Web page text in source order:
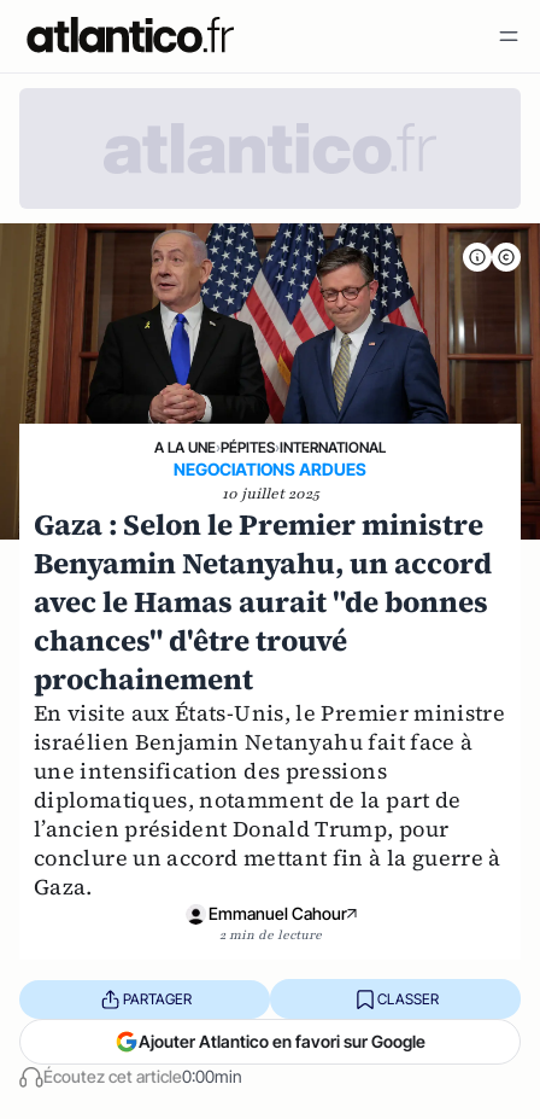
A LA UNE›PÉPITES›INTERNATIONAL
NEGOCIATIONS ARDUES
10 juillet 2025
Gaza : Selon le Premier ministre
Benyamin Netanyahu, un accord
avec le Hamas aurait "de bonnes
chances" d'être trouvé
prochainement
En visite aux États-Unis, le Premier ministre
israélien Benjamin Netanyahu fait face à
une intensification des pressions
diplomatiques, notamment de la part de
l’ancien président Donald Trump, pour
conclure un accord mettant fin à la guerre à
Gaza.
Emmanuel Cahour
2 min de lecture
Écoutez cet article0:00min
PARTAGER CLASSER
Ajouter Atlantico en favori sur Google